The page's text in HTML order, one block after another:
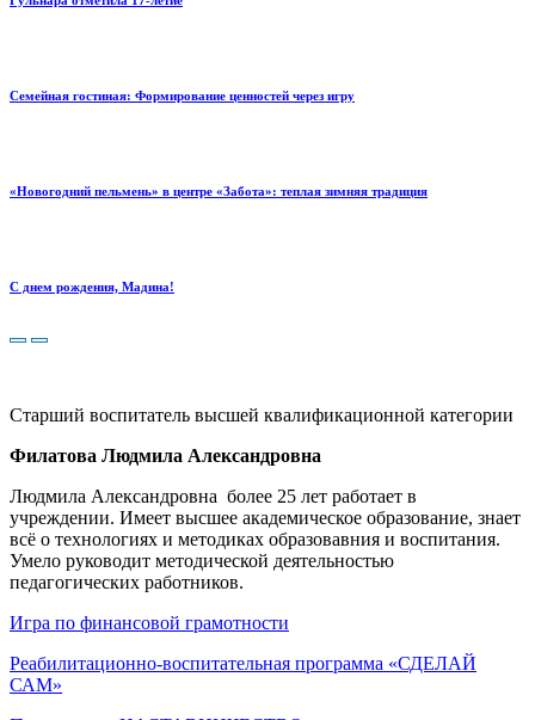
Семейная гостиная: Формирование ценностей через игру
«Новогодний пельмень» в центре «Забота»: теплая зимняя традиция
С днем рождения, Мадина!
Старший воспитатель высшей квалификационной категории
Филатова Людмила Александровна
Людмила Александровна более 25 лет работает в
учреждении. Имеет высшее академическое образование, знает
всё о технологиях и методиках образовавния и воспитания.
Умело руководит методической деятельностью
педагогических работников.
Игра по финансовой грамотности
Реабилитационно-воспитательная программа «СДЕЛАЙ
САМ»